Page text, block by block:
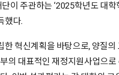
이 주관하는 ‘2025학년도 대학
했다.
혁신계획을 바탕으로, 양질의
의 대표적인 재정지원사업으로